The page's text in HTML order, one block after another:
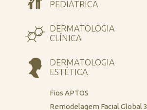
PEDIÁTRICA
DERMATOLOGIA
CLÍNICA
DERMATOLOGIA
ESTÉTICA
Fios APTOS
Remodelagem Facial Global